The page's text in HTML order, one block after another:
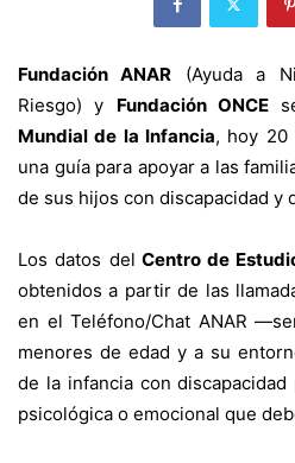
Fundación ANAR (Ayuda a
Riesgo) y Fundación ONCE
Mundial de la Infancia, hoy 20
una guía para apoyar a las
de sus hijos con discapacidad y
Los datos del Centro de
obtenidos a partir de las
en el Teléfono/Chat ANAR
menores de edad y a su
de la infancia con
psicológica o emocional que